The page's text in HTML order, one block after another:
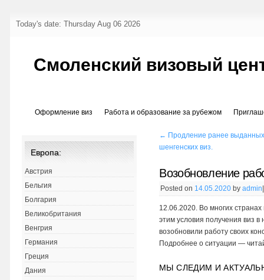
Today's date: Thursday Aug 06 2026
Смоленский визовый
Оформление виз Работа и образование за рубежом
← Продление ранее
шенгенских виз.
Возобновление
Posted on 14.05.2020 by admin|
12.06.2020. Во многих
этим условия получения виз
возобновили работу своих
Подробнее о ситуации —
МЫ СЛЕДИМ И
Европа:
Австрия
Бельгия
Болгария
Великобритания
Венгрия
Германия
Греция
Дания